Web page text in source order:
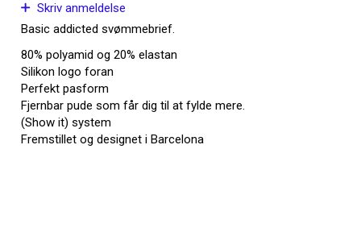
Skriv anmeldelse
Basic addicted svømmebrief.
80% polyamid og 20% elastan
Silikon logo foran
Perfekt pasform
Fjernbar pude som får dig til at fylde mere.
(Show it) system
Fremstillet og designet i Barcelona